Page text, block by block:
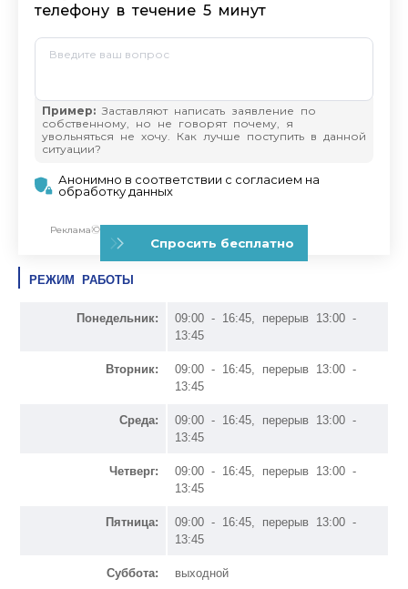
РЕЖИМ РАБОТЫ
Понедельник:
09:00 - 16:45, перерыв 13:00 -
13:45
Вторник:
09:00 - 16:45, перерыв 13:00 -
13:45
Среда:
09:00 - 16:45, перерыв 13:00 -
13:45
Четверг:
09:00 - 16:45, перерыв 13:00 -
13:45
Пятница:
09:00 - 16:45, перерыв 13:00 -
13:45
Суббота: выходной